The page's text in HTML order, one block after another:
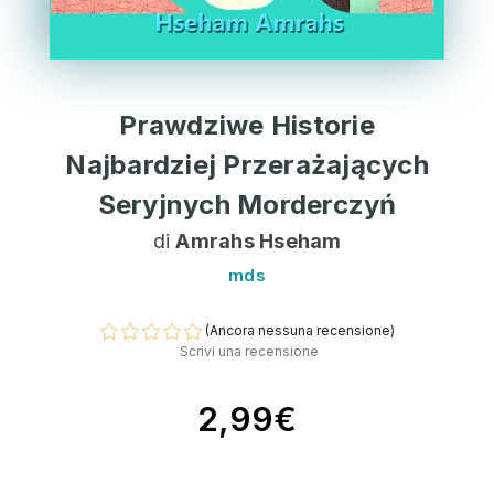
Prawdziwe Historie
Najbardziej Przerażających
Seryjnych Morderczyń
diAmrahs Hseham
mds
(Ancora nessuna recensione)
Scrivi una recensione
2,99€